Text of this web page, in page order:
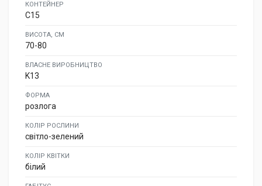
КОНТЕЙНЕР
C15
ВИСОТА, СМ
70-80
ВЛАСНЕ ВИРОБНИЦТВО
K13
ФОРМА
розлога
КОЛІР РОСЛИНИ
світло-зелений
КОЛІР КВІТКИ
білий